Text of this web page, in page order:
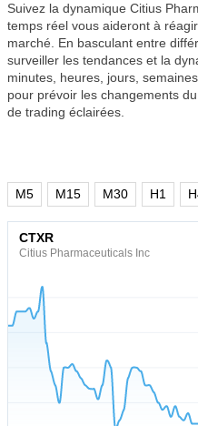
Suivez la dynamique Citius
temps réel vous aideront à
marché. En basculant entre
surveiller les tendances et la
minutes, heures, jours,
pour prévoir les changements
de trading éclairées.
M5 M15 M30 H1
CTXR
Citius Pharmaceuticals Inc